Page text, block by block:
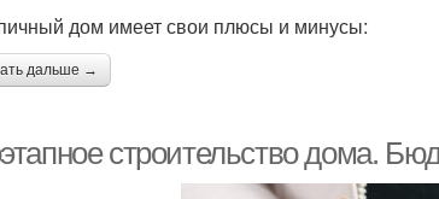
дом имеет свои плюсы и минусы:
дальше →
строительство дома.